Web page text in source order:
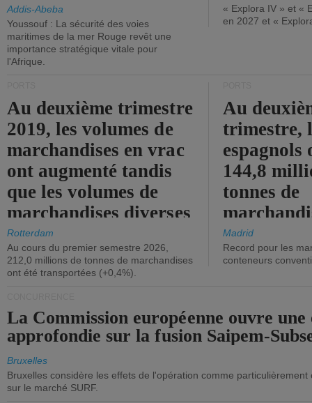
Addis-Abeba
Youssouf : La sécurité des voies
maritimes de la mer Rouge revêt une
importance stratégique vitale pour
l'Afrique.
« Explora IV » et «
en 2027 et «
Au deuxième trimestre
2019, les volumes de
marchandises en vrac
ont augmenté tandis
que les volumes de
marchandises diverses
ont diminué.
Rotterdam
Au cours du premier semestre 2026,
212,0 millions de tonnes de marchandises
ont été transportées (+0,4%).
Au
trimestre,
144,8
tonnes de
(+2,9%).
Madrid
Record pour les
conteneurs
La Commission européenne ouvre une
approfondie sur la fusion Saipem-
Bruxelles
Bruxelles considère les effets de l'opération comme
sur le marché SURF.